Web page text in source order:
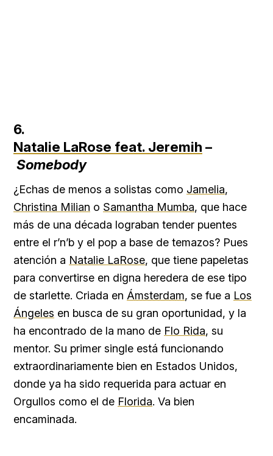
6.
Natalie LaRose feat. Jeremih –
Somebody
¿Echas de menos a solistas como Jamelia,
Christina Milian o Samantha Mumba, que hace
más de una década lograban tender puentes
entre el r’n’b y el pop a base de temazos? Pues
atención a Natalie LaRose, que tiene papeletas
para convertirse en digna heredera de ese tipo
de starlette. Criada en Ámsterdam, se fue a Los
Ángeles en busca de su gran oportunidad, y la
ha encontrado de la mano de Flo Rida, su
mentor. Su primer single está funcionando
extraordinariamente bien en Estados Unidos,
donde ya ha sido requerida para actuar en
Orgullos como el de Florida. Va bien
encaminada.